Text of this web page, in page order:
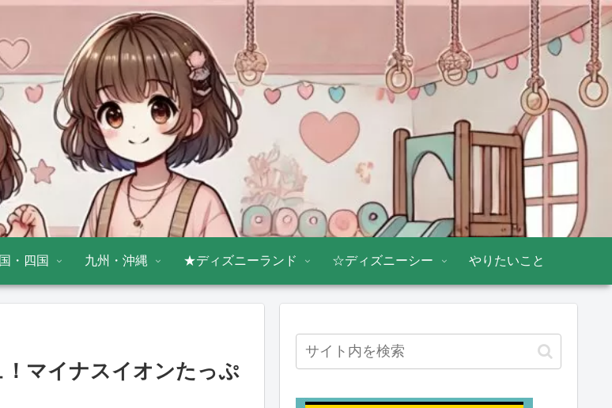
・四国 九州・沖縄 ★ディズニーランド ☆ディズニーシー やりたいこと
！マイナスイオンたっぷ